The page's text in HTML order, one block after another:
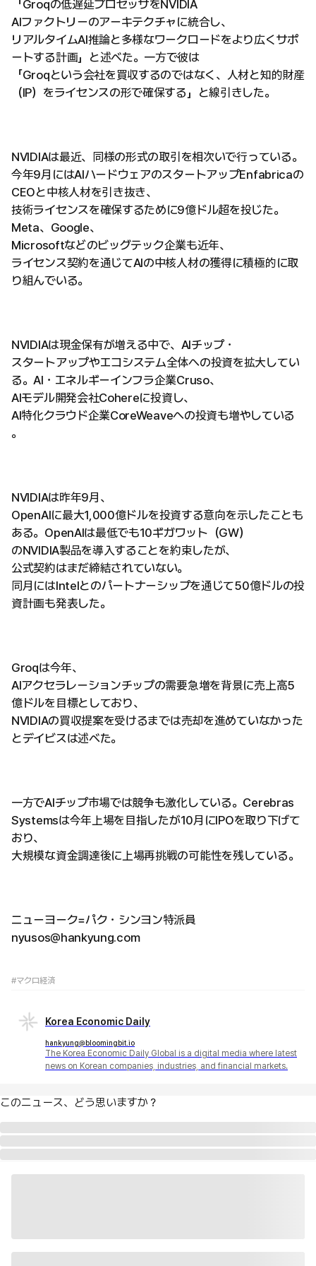
「Groqの低遅延プロセッサをNVIDIA
AIファクトリーのアーキテクチャに統合し、
リアルタイムAI推論と多様なワークロードをより広くサポ
ートする計画」と述べた。一方で彼は
「Groqという会社を買収するのではなく、人材と知的財産
（IP）をライセンスの形で確保する」と線引きした。
NVIDIAは最近、同様の形式の取引を相次いで行っている。
今年9月にはAIハードウェアのスタートアップEnfabricaの
CEOと中核人材を引き抜き、
技術ライセンスを確保するために9億ドル超を投じた。
Meta、Google、
Microsoftなどのビッグテック企業も近年、
ライセンス契約を通じてAIの中核人材の獲得に積極的に取
り組んでいる。
NVIDIAは現金保有が増える中で、AIチップ・
スタートアップやエコシステム全体への投資を拡大してい
る。AI・エネルギーインフラ企業Cruso、
AIモデル開発会社Cohereに投資し、
AI特化クラウド企業CoreWeaveへの投資も増やしている
。
NVIDIAは昨年9月、
OpenAIに最大1,000億ドルを投資する意向を示したことも
ある。OpenAIは最低でも10ギガワット（GW）
のNVIDIA製品を導入することを約束したが、
公式契約はまだ締結されていない。
同月にはIntelとのパートナーシップを通じて50億ドルの投
資計画も発表した。
Groqは今年、
AIアクセラレーションチップの需要急増を背景に売上高5
億ドルを目標としており、
NVIDIAの買収提案を受けるまでは売却を進めていなかった
とデイビスは述べた。
一方でAIチップ市場では競争も激化している。Cerebras
Systemsは今年上場を目指したが10月にIPOを取り下げて
おり、
大規模な資金調達後に上場再挑戦の可能性を残している。
ニューヨーク=パク・シンヨン特派員
nyusos@hankyung.com
#マクロ経済
Korea Economic Daily
hankyung@bloomingbit.io
The Korea Economic Daily Global is a digital media where latest
news on Korean companies, industries, and financial markets.
このニュース、どう思いますか？